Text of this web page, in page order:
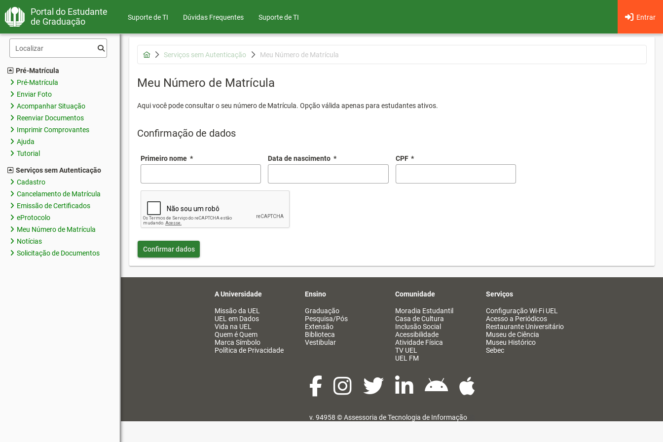
Portal do Estudante
de Graduação
Suporte de TI Dúvidas Frequentes Entrar
Suporte de TI
Pré-Matrícula
Pré-Matrícula
Enviar Foto
Acompanhar Situação
Reenviar Documentos
Imprimir Comprovantes
Ajuda
Tutorial
Serviços sem Autenticação
Cadastro
Cancelamento de Matrícula
Emissão de Certificados
eProtocolo
Meu Número de Matrícula
Notícias
Solicitação de Documentos
Serviços sem Autenticação Meu Número de Matrícula
Meu Número de Matrícula
Aqui você pode consultar o seu número de Matrícula. Opção válida apenas para estudantes ativos.
Confirmação de dados
Primeiro nome * Data de nascimento * CPF *
Confirmar dados
A Universidade
Missão da UEL
UEL em Dados
Vida na UEL
Quem é Quem
Marca Símbolo
Política de Privacidade
Ensino
Graduação
Pesquisa/Pós
Extensão
Biblioteca
Vestibular
Comunidade
Moradia Estudantil
Casa de Cultura
Inclusão Social
Acessibilidade
Atividade Física
TV UEL
UEL FM
Serviços
Configuração Wi-Fi UEL
Acesso a Periódicos
Restaurante Universitário
Museu de Ciência
Museu Histórico
Sebec
v. 94958 ©Assessoria de Tecnologia de Informação